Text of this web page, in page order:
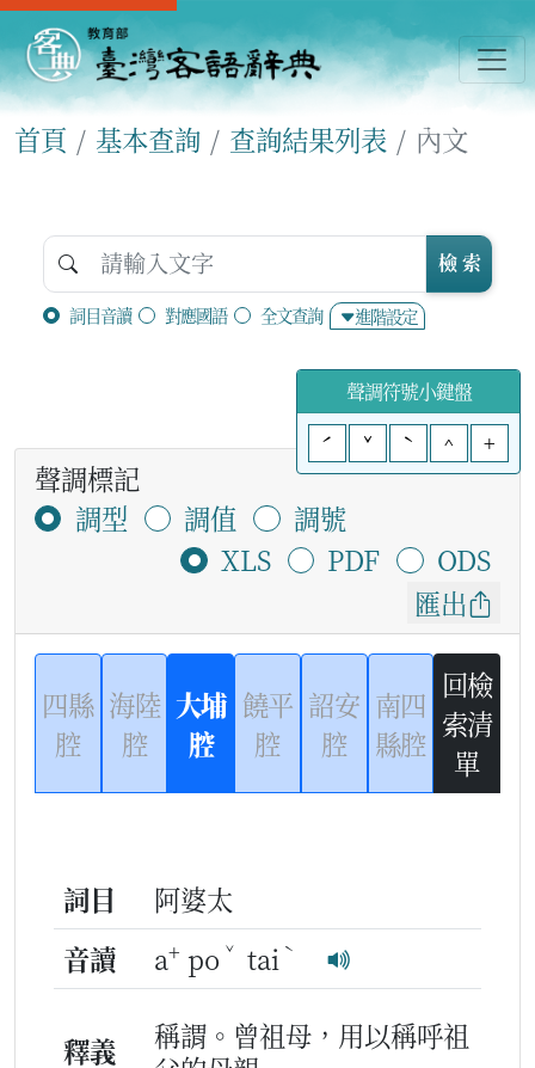
首頁 基本查詢 查詢結果列表 內文
詞目音讀 對應國語 全文查詢 進階設定
檢 索
聲調符號小鍵盤
ˊ
ˇ ˋ ^ +
聲調標記
調型
調值
調號
XLS
PDF
ODS
匯出
四縣
腔
海陸
腔
大埔
腔
饒平
腔
詔安
腔
南四
縣腔
回檢
索清
單
詞目
阿婆太
音讀
a+ po ˇ tai ˋ
釋義
稱謂。曾祖母，用以稱呼祖